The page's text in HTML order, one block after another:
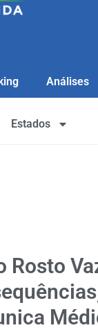
Análises
Estados
Rosto